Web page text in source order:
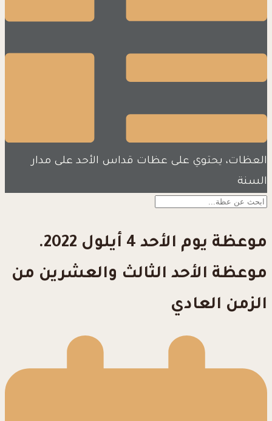
العظات، يحتوي على عظات قداس الأحد على مدار
السنة
موعظة يوم الأحد 4 أيلول 2022.
موعظة الأحد الثالث والعشرين من
الزمن العادي